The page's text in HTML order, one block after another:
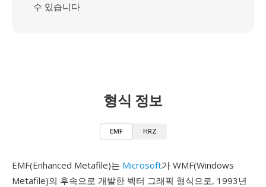
수 있습니다
형식 정보
EMF HRZ
EMF(Enhanced Metafile)는 Microsoft가 WMF(Windows
Metafile)의 후속으로 개발한 벡터 그래픽 형식으로, 1993년